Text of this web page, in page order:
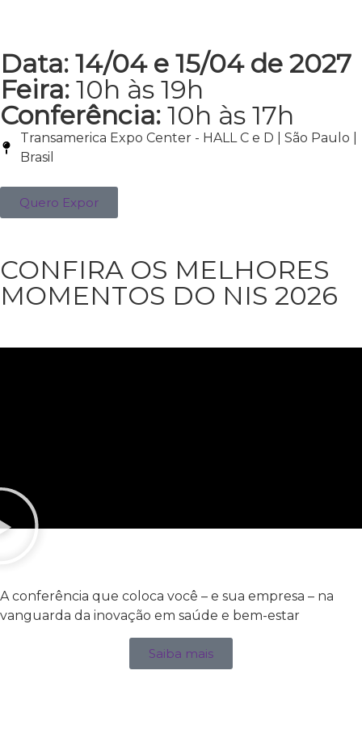
Data: 14/04 e 15/04 de 2027
Feira: 10h às 19h
Conferência: 10h às 17h
Transamerica Expo Center - HALL C e D | São Paulo |
Brasil
Quero Expor
CONFIRA OS MELHORES
MOMENTOS DO NIS 2026
A conferência que coloca você – e sua empresa – na
vanguarda da inovação em saúde e bem-estar
Saiba mais